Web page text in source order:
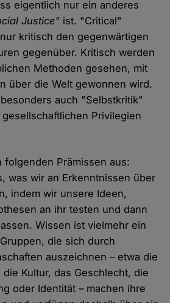
eigentlich nur ein anderes
Justice" ist. "Critical"
kritisch den gegenwärtigen
gegenüber. Kritisch werden
Methoden gesehen, mit
über die Welt gewonnen wird.
auch "Selbstkritik"
Privilegien
folgenden Prämissen aus:
was wir an Erkenntnissen über
indem wir unsere Ideen,
an ihr testen und dann
Wissen ist vielmehr ein
die sich durch
auszeichnen – etwa die
Kultur, das Geschlecht, die
oder Identität – machen ihre